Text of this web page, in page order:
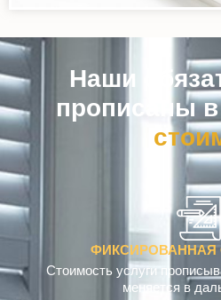
Наши
прописаны
тоим
ФИКСИРОВАННАЯ
Стоимость услуги
меняется в